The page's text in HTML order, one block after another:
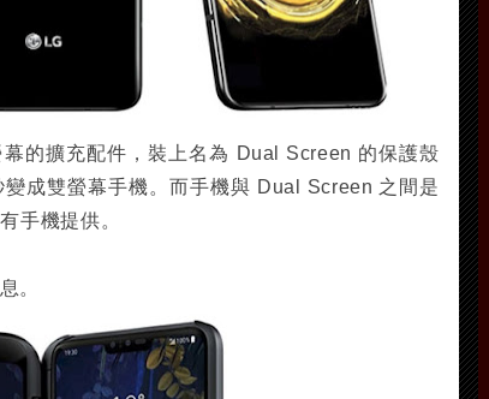
的擴充配件，裝上名為 Dual Screen 的保護殼
成雙螢幕手機。而手機與 Dual Screen 之間是
手機提供。
。